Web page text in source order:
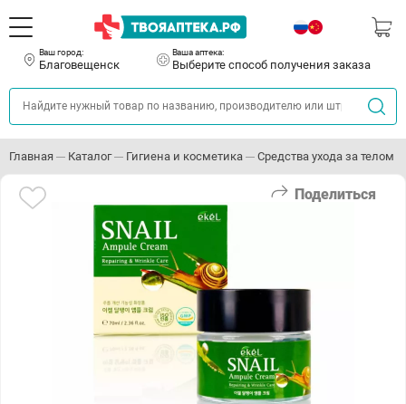
Ваш город:
Благовещенск
Ваша аптека:
Выберите способ получения заказа
Главная Каталог Гигиена и косметика Средства ухода за телом
Поделиться